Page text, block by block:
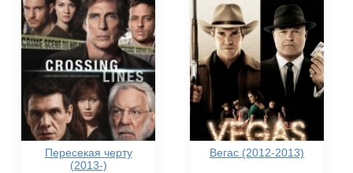
Пересекая черту
(2013-)
Вегас (2012-2013)